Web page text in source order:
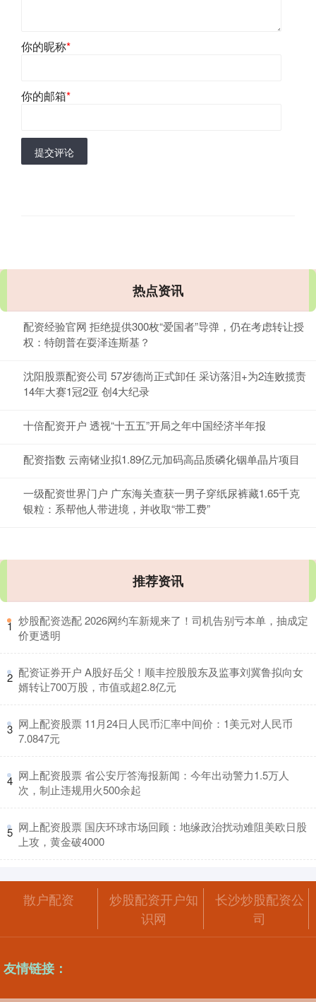
你的昵称*
你的邮箱*
提交评论
热点资讯
配资经验官网 拒绝提供300枚“爱国者”导弹，仍在考虑转让授
权：特朗普在耍泽连斯基？
沈阳股票配资公司 57岁德尚正式卸任 采访落泪+为2连败揽责
14年大赛1冠2亚 创4大纪录
十倍配资开户 透视“十五五”开局之年中国经济半年报
配资指数 云南锗业拟1.89亿元加码高品质磷化铟单晶片项目
一级配资世界门户 广东海关查获一男子穿纸尿裤藏1.65千克
银粒：系帮他人带进境，并收取“带工费”
推荐资讯
1 ​炒股配资选配 2026网约车新规来了！司机告别亏本单，抽成定
价更透明
2 ​配资证券开户 A股好岳父！顺丰控股股东及监事刘冀鲁拟向女
婿转让700万股，市值或超2.8亿元
3 ​网上配资股票 11月24日人民币汇率中间价：1美元对人民币
7.0847元
4 ​网上配资股票 省公安厅答海报新闻：今年出动警力1.5万人
次，制止违规用火500余起
5 ​网上配资股票 国庆环球市场回顾：地缘政治扰动难阻美欧日股
上攻，黄金破4000
散户配资
炒股配资开户知
识网
长沙炒股配资公
司
友情链接：